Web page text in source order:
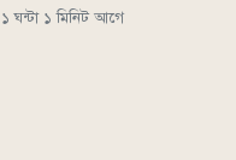
১ ঘন্টা ১ মিনিট আগে